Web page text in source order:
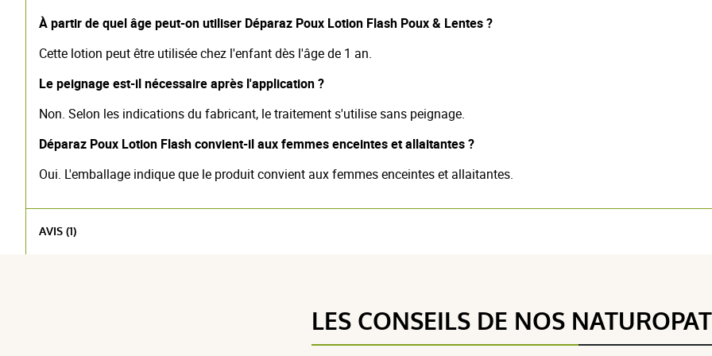
À partir de quel âge peut-on utiliser Déparaz Poux Lotion Flash Poux & Lentes ?
Cette lotion peut être utilisée chez l'enfant dès l'âge de 1 an.
Le peignage est-il nécessaire après l'application ?
Non. Selon les indications du fabricant, le traitement s'utilise sans peignage.
Déparaz Poux Lotion Flash convient-il aux femmes enceintes et allaitantes ?
Oui. L'emballage indique que le produit convient aux femmes enceintes et allaitantes.
AVIS (1)
LES CONSEILS DE NOS